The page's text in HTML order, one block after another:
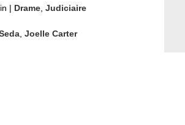
| Drame, Judiciaire
, Joelle Carter